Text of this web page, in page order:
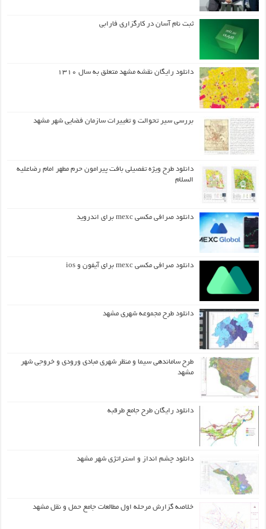
ثبت نام آسان در کارگزاری فارابی
دانلود رایگان نقشه مشهد متعلق به سال ۱۳۱۰
بررسی سیر تحوالت و تغییرات سازمان فضایی شهر مشهد
دانلود طرح ويژه تفصيلي بافت پيرامون حرم مطهر امام رضاعليه
السلام
دانلود صرافی مکسی mexc برای اندروید
دانلود صرافی مکسی mexc برای آیفون و ios
دانلود طرح مجموعه شهری مشهد
طرح ساماندهی سیما و منظر شهری مبادی ورودی و خروجی شهر
مشهد
دانلود رایگان طرح جامع طرقبه
دانلود چشم انداز و استراتژی شهر مشهد
خلاصه گزارش مرحله اول مطالعات جامع حمل و نقل مشهد